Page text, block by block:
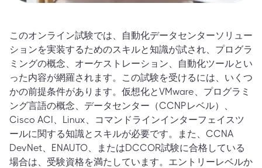
このオンライン試験では、自動化データセンターソリュー
ションを実装するためのスキルと知識が試され、プログラ
ミングの概念、オーケストレーション、自動化ツールとい
った内容が網羅されます。この試験を受けるには、いくつ
かの前提条件があります。仮想化とVMware、プログラミ
ング言語の概念、データセンター（CCNPレベル）、
Cisco ACI、Linux、コマンドラインインターフェイスツ
ールに関する知識とスキルが必要です。また、CCNA
DevNet、ENAUTO、またはDCCOR試験に合格している
場合は、受験資格を満たしています。エントリーレベルか